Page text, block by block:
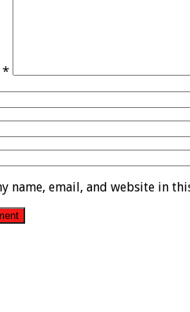
*
name, email, and website in